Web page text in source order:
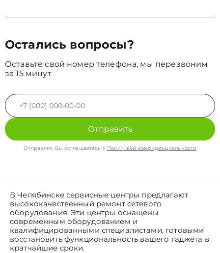
Остались вопросы?
Оставьте свой номер телефона, мы перезвоним
за 15 минут
Отправить
Отправляя, Вы соглашаетесь с Политикой конфиденциальности
В Челябинске сервисные центры предлагают
высококачественный ремонт сетевого
оборудования. Эти центры оснащены
современным оборудованием и
квалифицированными специалистами, готовыми
восстановить функциональность вашего гаджета в
кратчайшие сроки.